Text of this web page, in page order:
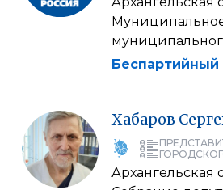
Беспартийный
Хабаров
Архангельская